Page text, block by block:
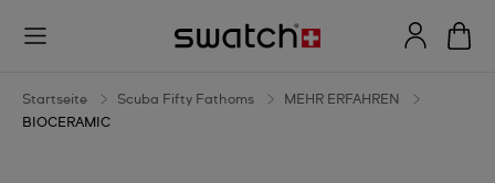
BIOCERAMIC
Startseite Scuba Fifty Fathoms
MEHR ERFAHREN
BIOCERAMIC